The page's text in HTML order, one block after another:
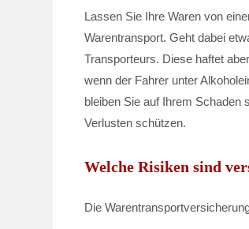
Lassen Sie Ihre Waren von
Warentransport. Geht dabei
Transporteurs. Diese haftet
wenn der Fahrer unter
bleiben Sie auf Ihrem Schaden
Verlusten schützen.
Welche Risiken sind
Die